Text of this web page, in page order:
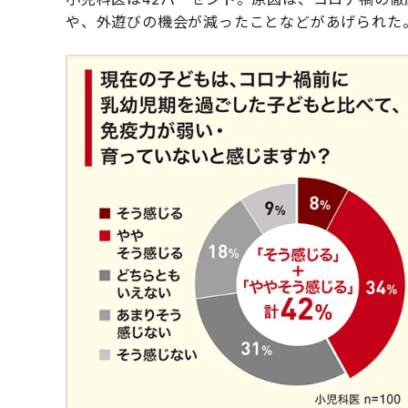
や、外遊びの機会が減ったことなどがあげられた